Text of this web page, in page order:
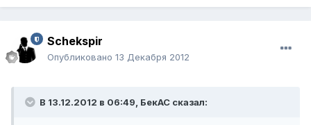
Schekspir
Опубликовано 13 Декабря 2012
В 13.12.2012 в 06:49, БекАС сказал: